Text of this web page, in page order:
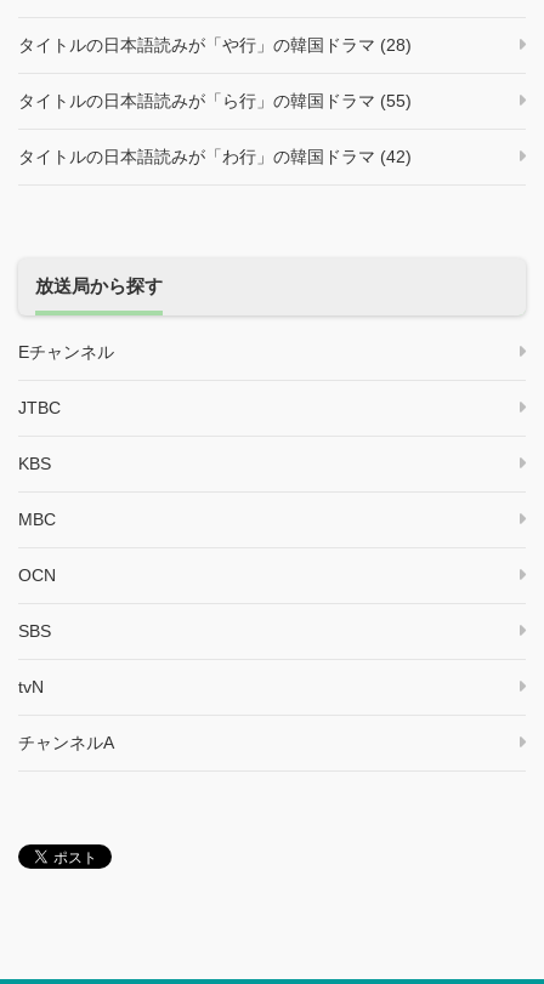
タイトルの日本語読みが「や行」の韓国ドラマ (28)
タイトルの日本語読みが「ら行」の韓国ドラマ (55)
タイトルの日本語読みが「わ行」の韓国ドラマ (42)
放送局から探す
Eチャンネル
JTBC
KBS
MBC
OCN
SBS
tvN
チャンネルA